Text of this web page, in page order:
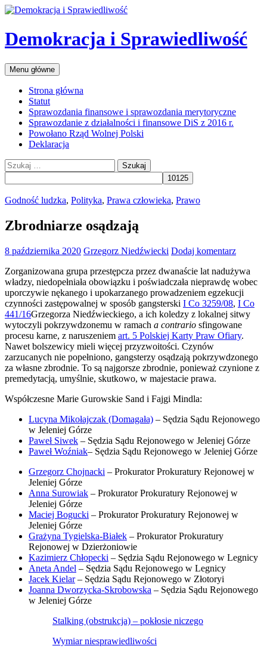
Przejdź
treści
Demokracja i Sprawiedliwość
Szukaj
Menu główne
Strona główna
Statut
Sprawozdania finansowe i sprawozdania merytoryczne
Sprawozdanie z działalności i finansowe DiS z 2016 r.
Powołano Rząd Wolnej Polski
Deklaracja
Szukaj:
Godność ludzka, Polityka, Prawa człowieka, Prawo
Zbrodniarze osądzają
8 października 2020 Grzegorz Niedźwiecki Dodaj komentarz
Zorganizowana grupa przestępcza przez dwanaście lat nadużywa
władzy, niedopełniała obowiązku i poświadczała nieprawdę wobec
uporczywie nękanego i upokarzanego prowadzeniem egzekucji
czynności zastępowalnej w sposób gangsterski I Co 3259/08, I Co
441/16Grzegorza Niedźwieckiego, a ich koledzy z lokalnej sitwy
wytoczyli pokrzywdzonemu w ramach a contrario sfingowane
procesu karne, z naruszeniem art. 5 Polskiej Karty Praw Ofiary.
Nawet bolszewicy mieli więcej przyzwoitości. Czynów
zarzucanych nie popełniono, gangsterzy osądzają pokrzywdzonego
za własne zbrodnie. To są najgorsze zbrodnie, ponieważ czynione z
premedytacją, umyślnie, skutkowo, w majestacie prawa.
Współczesne Marie Gurowskie Sand i Fajgi Mindla:
Lucyna Mikołajczak (Domagała) – Sędzia Sądu Rejonowego
w Jeleniej Górze
Paweł Siwek – Sędzia Sądu Rejonowego w Jeleniej Górze
Paweł Woźniak– Sędzia Sądu Rejonowego w Jeleniej Górze
Grzegorz Chojnacki – Prokurator Prokuratury Rejonowej w
Jeleniej Górze
Anna Surowiak – Prokurator Prokuratury Rejonowej w
Jeleniej Górze
Maciej Bogucki – Prokurator Prokuratury Rejonowej w
Jeleniej Górze
Grażyna Tygielska-Białek – Prokurator Prokuratury
Rejonowej w Dzierżoniowie
Kazimierz Chłopecki – Sędzia Sądu Rejonowego w Legnicy
Aneta Andel – Sędzia Sądu Rejonowego w Legnicy
Jacek Kielar– Sędzia Sądu Rejonowego w Złotoryi
Joanna Dworzycka-Skrobowska – Sędzia Sądu Rejonowego
w Jeleniej Górze
Stalking (obstrukcja) – pokłosie niczego
Wymiar niesprawiedliwości